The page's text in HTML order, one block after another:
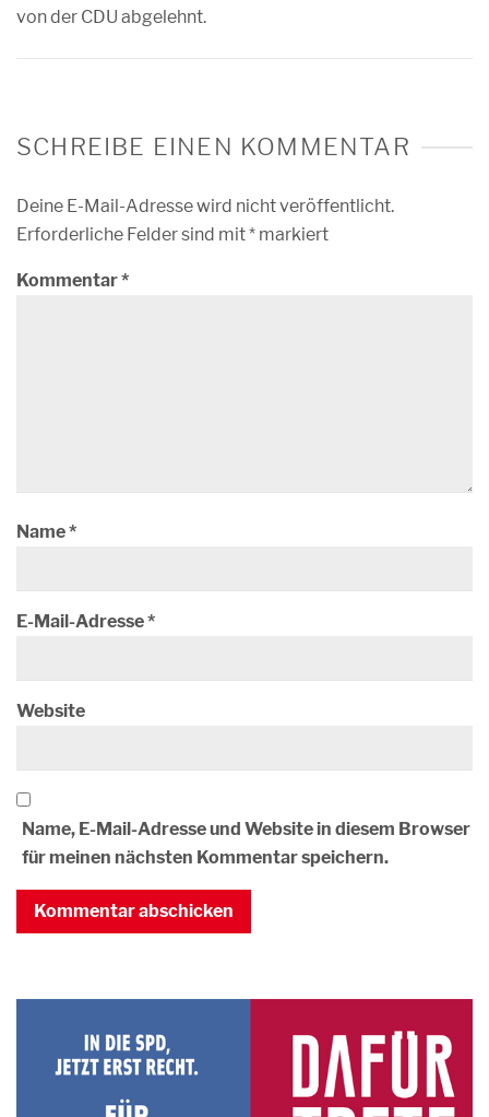
von der CDU abgelehnt.
SCHREIBE EINEN KOMMENTAR
Deine E-Mail-Adresse wird nicht veröffentlicht.
Erforderliche Felder sind mit* markiert
Kommentar*
Name*
E-Mail-Adresse*
Website
Name, E-Mail-Adresse und Website in diesem Browser
für meinen nächsten Kommentar speichern.